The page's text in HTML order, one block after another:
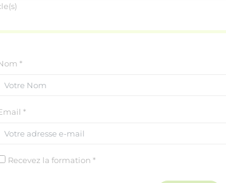
*
*
Recevez la formation *